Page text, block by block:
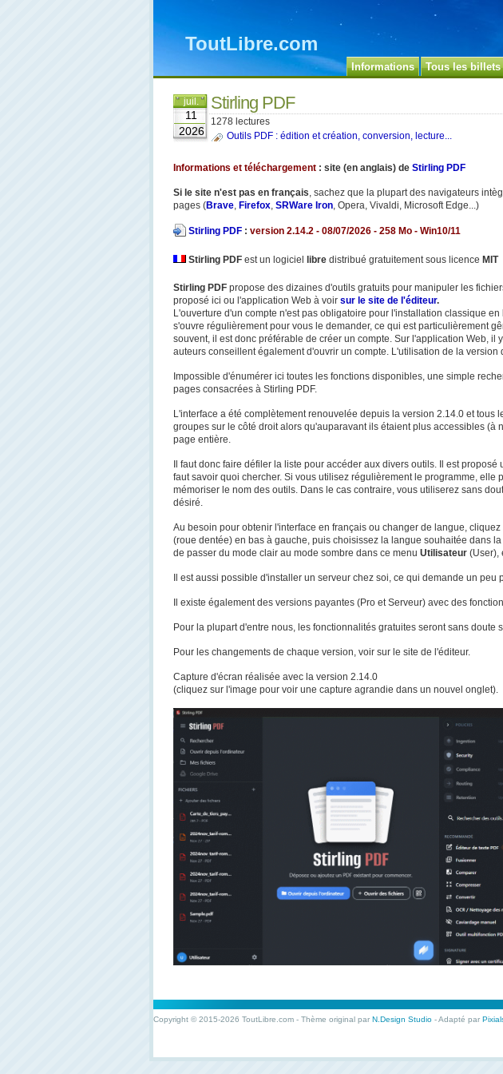
ToutLibre.com
Informations Tous les billets
juil.
11
2026
Stirling PDF
1278 lectures
Outils PDF : édition et création, conversion, lecture...
Informations et téléchargement : site (en anglais) de Stirling PDF
Si le site n'est pas en français, sachez que la plupart des navigateurs
pages (Brave, Firefox, SRWare Iron, Opera, Vivaldi, Microsoft Edge...)
Stirling PDF : version 2.14.2 - 08/07/2026 - 258 Mo - Win10/11
Stirling PDF est un logiciel libre distribué gratuitement sous licence MIT
Stirling PDF propose des dizaines d'outils gratuits pour manipuler les
proposé ici ou l'application Web à voir sur le site de l'éditeur.
L'ouverture d'un compte n'est pas obligatoire pour l'installation classique
s'ouvre régulièrement pour vous le demander, ce qui est particulièrement
souvent, il est donc préférable de créer un compte. Sur l'application Web, il
auteurs conseillent également d'ouvrir un compte. L'utilisation de la version
Impossible d'énumérer ici toutes les fonctions disponibles, une simple
pages consacrées à Stirling PDF.
L'interface a été complètement renouvelée depuis la version 2.14.0 et tous
groupes sur le côté droit alors qu'auparavant ils étaient plus accessibles (à
page entière.
Il faut donc faire défiler la liste pour accéder aux divers outils. Il est proposé
faut savoir quoi chercher. Si vous utilisez régulièrement le programme, elle
mémoriser le nom des outils. Dans le cas contraire, vous utiliserez sans
désiré.
Au besoin pour obtenir l'interface en français ou changer de langue, cliquez
(roue dentée) en bas à gauche, puis choisissez la langue souhaitée dans
de passer du mode clair au mode sombre dans ce menu Utilisateur (User),
Il est aussi possible d'installer un serveur chez soi, ce qui demande un peu
Il existe également des versions payantes (Pro et Serveur) avec des
Pour la plupart d'entre nous, les fonctionnalités gratuites seront sans doute
Pour les changements de chaque version, voir sur le site de l'éditeur.
Capture d'écran réalisée avec la version 2.14.0
(cliquez sur l'image pour voir une capture agrandie dans un nouvel onglet).
Copyright © 2015-2026 ToutLibre.com - Thème original par N.Design Studio - Adapté par